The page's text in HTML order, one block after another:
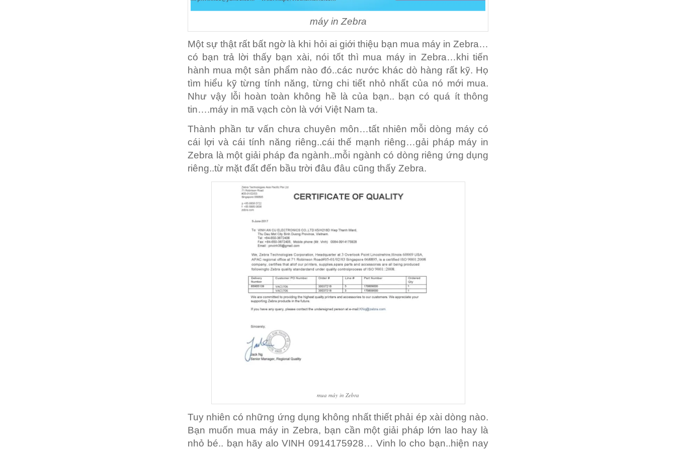
máy in Zebra
Một sự thật rất bất ngờ là khi hỏi ai giới thiệu bạn mua máy in Zebra…
có bạn trả lời thấy bạn xài, nói tốt thì mua máy in Zebra…khi tiến
hành mua một sản phẩm nào đó..các nước khác dò hàng rất kỹ. Họ
tìm hiểu kỹ từng tính năng, từng chi tiết nhỏ nhất của nó mới mua.
Như vậy lỗi hoàn toàn không hề là của bạn.. bạn có quá ít thông
tin….máy in mã vạch còn là với Việt Nam ta.
Thành phần tư vấn chưa chuyên môn…tất nhiên mỗi dòng máy có
cái lợi và cái tính năng riêng..cái thế mạnh riêng…gải pháp máy in
Zebra là một giải pháp đa ngành..mỗi ngành có dòng riêng ứng dụng
riêng..từ mặt đất đến bầu trời đâu đâu cũng thấy Zebra.
mua máy in Zebra
Tuy nhiên có những ứng dụng không nhất thiết phải ép xài dòng nào.
Bạn muốn mua máy in Zebra, bạn cần một giải pháp lớn lao hay là
nhỏ bé.. bạn hãy alo VINH 0914175928… Vinh lo cho bạn..hiện nay